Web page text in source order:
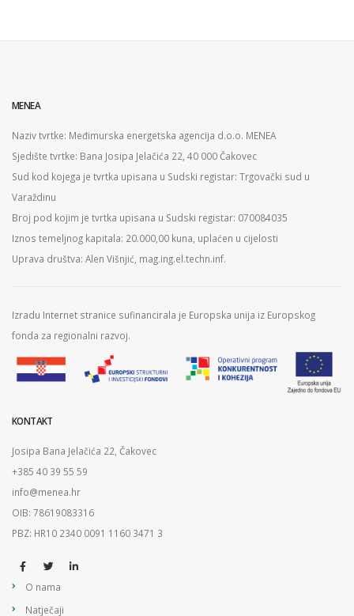
MENEA
Naziv tvrtke: Međimurska energetska agencija d.o.o. MENEA
Sjedište tvrtke: Bana Josipa Jelačića 22, 40 000 Čakovec
Sud kod kojega je tvrtka upisana u Sudski registar: Trgovački sud u
Varaždinu
Broj pod kojim je tvrtka upisana u Sudski registar: 070084035
Iznos temeljnog kapitala: 20.000,00 kuna, uplaćen u cijelosti
Uprava društva: Alen Višnjić, mag.ing.el.techn.inf.
Izradu Internet stranice sufinancirala je Europska unija iz Europskog
fonda za regionalni razvoj.
KONTAKT
Josipa Bana Jelačića 22, Čakovec
+385 40 39 55 59
info@menea.hr
OIB: 78619083316
PBZ: HR10 2340 0091 1160 3471 3
O nama
Natječaji